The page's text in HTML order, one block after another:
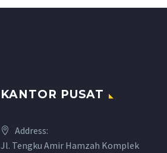
KANTOR PUSAT
Address:
Jl. Tengku Amir Hamzah Komplek